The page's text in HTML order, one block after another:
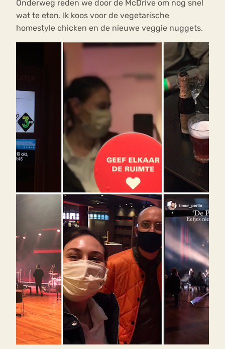
Onderweg reden we door de McDrive om nog snel
wat te eten. Ik koos voor de vegetarische
homestyle chicken en de nieuwe veggie nuggets.